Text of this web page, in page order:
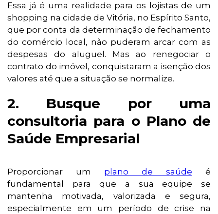
Essa já é uma realidade para os lojistas de um
shopping na cidade de Vitória, no Espírito Santo,
que por conta da determinação de fechamento
do comércio local, não puderam arcar com as
despesas do aluguel. Mas ao renegociar o
contrato do imóvel, conquistaram a isenção dos
valores até que a situação se normalize.
2. Busque por uma
consultoria para o Plano de
Saúde Empresarial
Proporcionar um plano de saúde é
fundamental para que a sua equipe se
mantenha motivada, valorizada e segura,
especialmente em um período de crise na